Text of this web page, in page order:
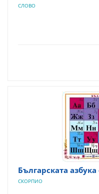
СЛОВО
Българската
СКОРПИО